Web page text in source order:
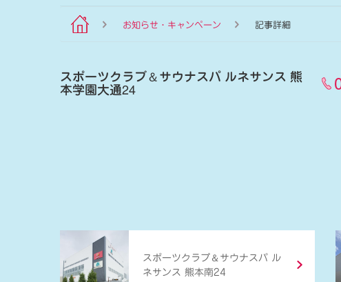
お知らせ・キャンペーン 記事詳細
スポーツクラブ＆サウナスパ ルネサンス 熊
本学園大通24
スポーツクラブ ＆ サウナスパ ル
ネサンス 熊本南24